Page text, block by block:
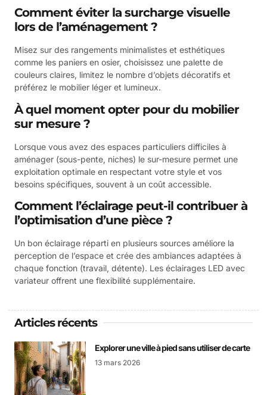
Comment éviter la surcharge visuelle
lors de l’aménagement ?
Misez sur des rangements minimalistes et esthétiques
comme les paniers en osier, choisissez une palette de
couleurs claires, limitez le nombre d’objets décoratifs et
préférez le mobilier léger et lumineux.
À quel moment opter pour du mobilier
sur mesure ?
Lorsque vous avez des espaces particuliers difficiles à
aménager (sous-pente, niches) le sur-mesure permet une
exploitation optimale en respectant votre style et vos
besoins spécifiques, souvent à un coût accessible.
Comment l’éclairage peut-il contribuer à
l’optimisation d’une pièce ?
Un bon éclairage réparti en plusieurs sources améliore la
perception de l’espace et crée des ambiances adaptées à
chaque fonction (travail, détente). Les éclairages LED avec
variateur offrent une flexibilité supplémentaire.
Articles récents
Explorer une ville à pied sans utiliser de carte
13 mars 2026